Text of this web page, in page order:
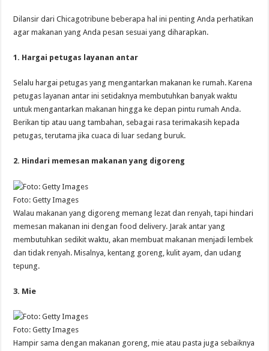
Dilansir dari Chicagotribune beberapa hal ini penting Anda perhatikan
agar makanan yang Anda pesan sesuai yang diharapkan.
1. Hargai petugas layanan antar
Selalu hargai petugas yang mengantarkan makanan ke rumah. Karena
petugas layanan antar ini setidaknya membutuhkan banyak waktu
untuk mengantarkan makanan hingga ke depan pintu rumah Anda.
Berikan tip atau uang tambahan, sebagai rasa terimakasih kepada
petugas, terutama jika cuaca di luar sedang buruk.
2. Hindari memesan makanan yang digoreng
Foto: Getty Images
Walau makanan yang digoreng memang lezat dan renyah, tapi hindari
memesan makanan ini dengan food delivery. Jarak antar yang
membutuhkan sedikit waktu, akan membuat makanan menjadi lembek
dan tidak renyah. Misalnya, kentang goreng, kulit ayam, dan udang
tepung.
3. Mie
Foto: Getty Images
Hampir sama dengan makanan goreng, mie atau pasta juga sebaiknya